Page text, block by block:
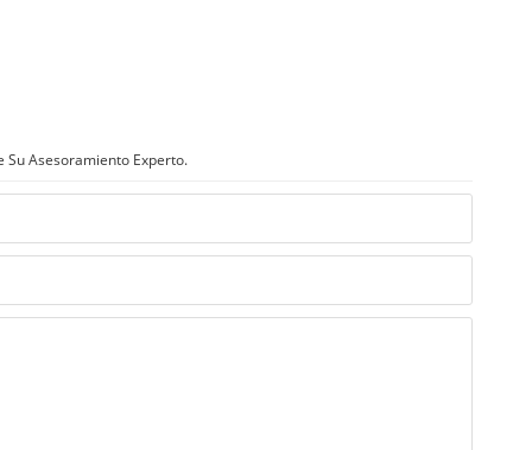
Su Asesoramiento Experto.